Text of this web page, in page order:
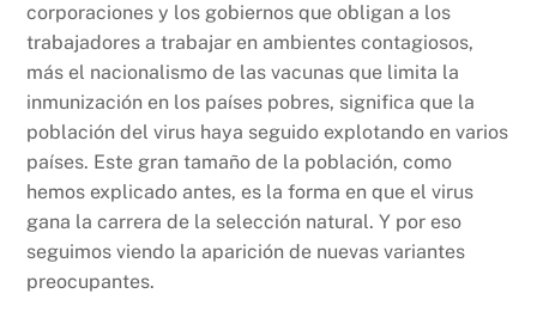
corporaciones y los gobiernos que obligan a los
trabajadores a trabajar en ambientes contagiosos,
más el nacionalismo de las vacunas que limita la
inmunización en los países pobres, significa que la
población del virus haya seguido explotando en varios
países. Este gran tamaño de la población, como
hemos explicado antes, es la forma en que el virus
gana la carrera de la selección natural. Y por eso
seguimos viendo la aparición de nuevas variantes
preocupantes.